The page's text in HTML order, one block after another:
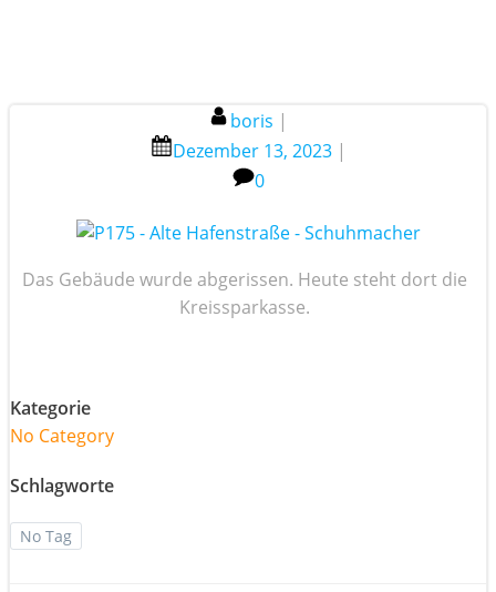
boris |
Dezember 13, 2023 |
0
Das Gebäude wurde abgerissen. Heute steht dort die
Kreissparkasse.
Kategorie
No Category
Schlagworte
No Tag